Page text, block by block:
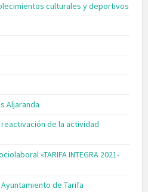
culturales y deportivos
Aljaranda
de la actividad
«TARIFA INTEGRA 2021-
de Tarifa